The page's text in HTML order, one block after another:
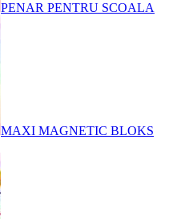
PENAR PENTRU SCOALA
MAXI MAGNETIC BLOKS